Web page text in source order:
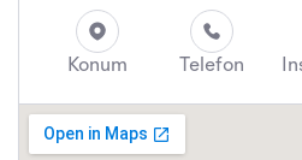
Konum Telefon